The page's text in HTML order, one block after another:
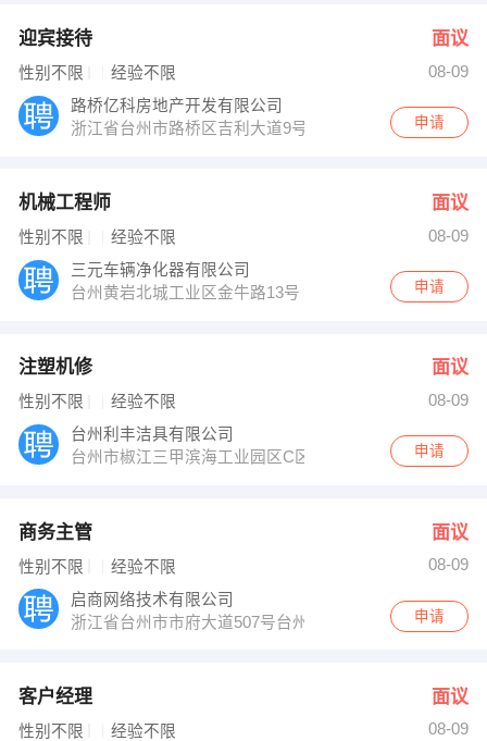
迎宾接待 面议
性别不限 经验不限
08-09
路桥亿科房地产开发有限公司
浙江省台州市路桥区吉利大道9号
申请
机械工程师 面议
性别不限 经验不限
08-09
三元车辆净化器有限公司
台州黄岩北城工业区金牛路13号
申请
注塑机修 面议
性别不限 经验不限
08-09
台州利丰洁具有限公司
台州市椒江三甲滨海工业园区C区块（椒江七号码头坐
申请
商务主管 面议
性别不限 经验不限
08-09
启商网络技术有限公司
浙江省台州市市府大道507号台州国际商务广场1幢6楼
申请
客户经理 面议
性别不限 经验不限
08-09